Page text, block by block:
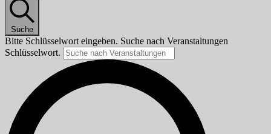
Suche
Bitte Schlüsselwort eingeben. Suche nach Veranstaltungen
Schlüsselwort.